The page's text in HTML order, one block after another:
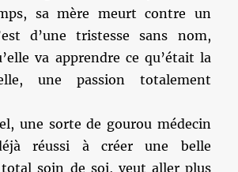
sa mère meurt contre un
d’une tristesse sans nom,
va apprendre ce qu’était la
une passion totalement
une sorte de gourou médecin
réussi à créer une belle
soin de soi, veut aller plus